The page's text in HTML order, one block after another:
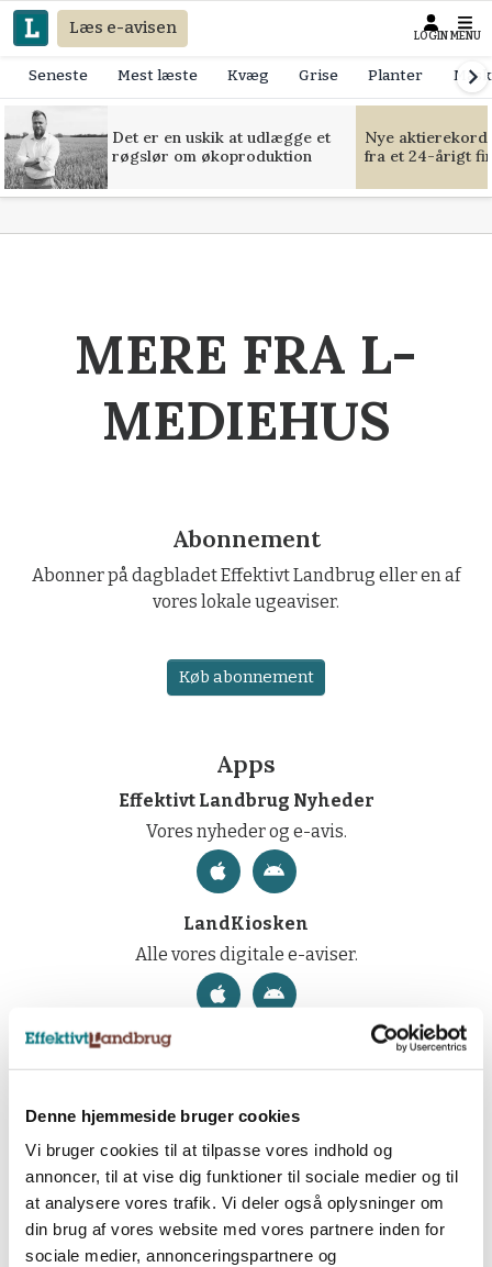
Denne hjemmeside bruger cookies
Vi bruger cookies til at tilpasse vores indhold og
annoncer, til at vise dig funktioner til sociale medier og til
at analysere vores trafik. Vi deler også oplysninger om
din brug af vores website med vores partnere inden for
sociale medier, annonceringspartnere og
Læs e-avisen LOGIN MENU
Seneste Mest læste Kvæg Grise Planter
Det er en uskik at udlægge et
røgslør om økoproduktion
Nye
fra et 24-årigt
MERE FRA L-
MEDIEHUS
Abonnement
Abonner på dagbladet Effektivt Landbrug eller en af
vores lokale ugeaviser.
Køb abonnement
Apps
Effektivt Landbrug Nyheder
Vores nyheder og e-avis.
LandKiosken
Alle vores digitale e-aviser.
Tilmeld dig et af vores nyhedsbreve, og få
landbrugets vigtigste nyheder direkte i indbakken.
Tilmeld nyhedsbrev